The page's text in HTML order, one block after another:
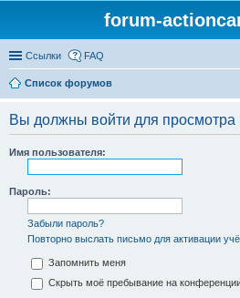
forum-
Ссылки FAQ
Список форумов
Вы должны войти для просмотра
Имя пользователя:
Пароль:
Забыли пароль?
Повторно выслать письмо для активации
Запомнить меня
Скрыть моё пребывание на